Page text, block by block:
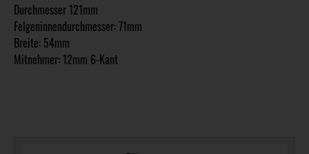
Durchmesser 121mm
Felgeninnendurchmesser: 71mm
Breite: 54mm
Mitnehmer: 12mm 6-Kant